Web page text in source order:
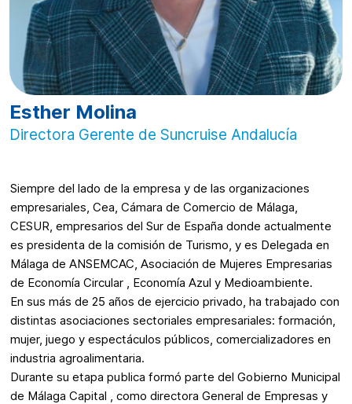
Esther Molina
Directora Gerente de Suncruise Andalucía
Siempre del lado de la empresa y de las organizaciones
empresariales, Cea, Cámara de Comercio de Málaga,
CESUR, empresarios del Sur de España donde actualmente
es presidenta de la comisión de Turismo, y es Delegada en
Málaga de ANSEMCAC, Asociación de Mujeres Empresarias
de Economía Circular , Economía Azul y Medioambiente.
En sus más de 25 años de ejercicio privado, ha trabajado con
distintas asociaciones sectoriales empresariales: formación,
mujer, juego y espectáculos públicos, comercializadores en
industria agroalimentaria.
Durante su etapa publica formó parte del Gobierno Municipal
de Málaga Capital , como directora General de Empresas y